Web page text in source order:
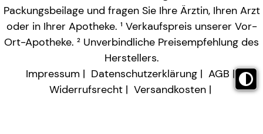
Packungsbeilage und fragen Sie Ihre Ärztin, Ihren Arzt
oder in Ihrer Apotheke. ¹ Verkaufspreis unserer Vor-
Ort-Apotheke. ² Unverbindliche Preisempfehlung des
Herstellers.
Impressum
Datenschutzerklärung
AGB
Widerrufsrecht
Versandkosten